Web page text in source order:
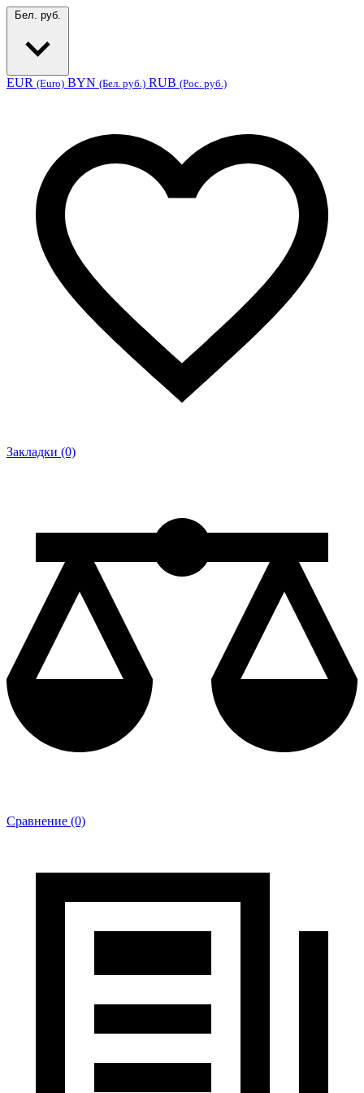
Бел. руб.
EUR (Euro) BYN (Бел. руб.) RUB (Рос. руб.)
Закладки (0)
Сравнение (0)